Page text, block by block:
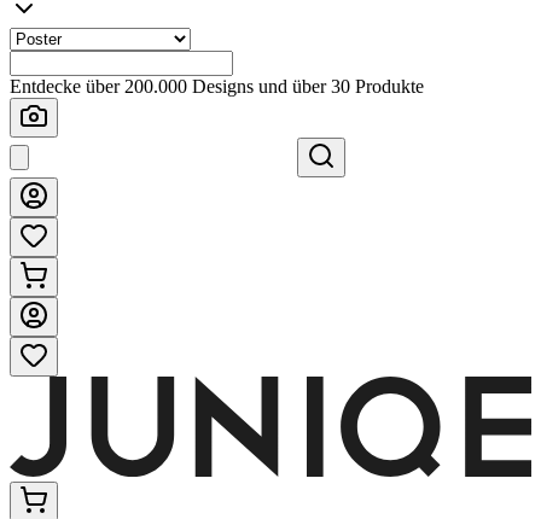
Entdecke über 200.000 Designs und über 30 Produkte